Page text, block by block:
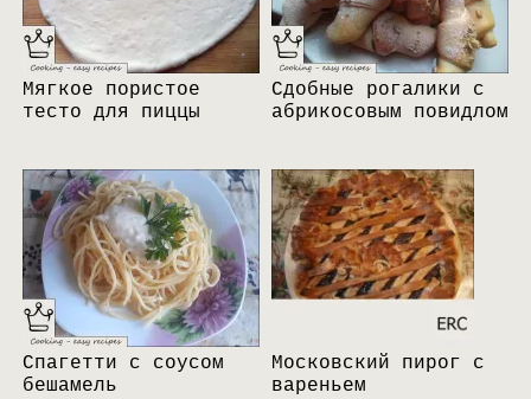
Мягкое пористое
тесто для пиццы
Сдобные рогалики с
абрикосовым повидлом
Спагетти с соусом
бешамель
Московский пирог с
вареньем